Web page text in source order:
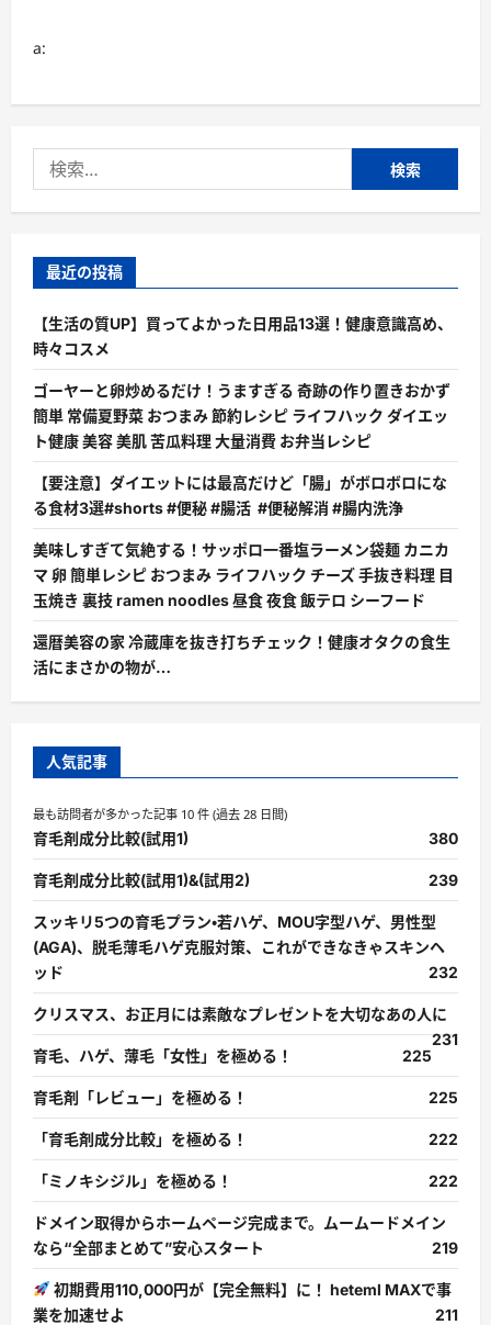
読
a:
索:
最近の投稿
【生活の質UP】買ってよかった日用品13選！健康意識高め、
時々コスメ
ゴーヤーと卵炒めるだけ！うますぎる 奇跡の作り置きおかず
簡単 常備夏野菜 おつまみ 節約レシピ ライフハック ダイエッ
ト健康 美容 美肌 苦瓜料理 大量消費 お弁当レシピ
【要注意】ダイエットには最高だけど「腸」がボロボロにな
る食材3選#shorts #便秘 #腸活 #便秘解消 #腸内洗浄
美味しすぎて気絶する！サッポロ一番塩ラーメン袋麺 カニカ
マ 卵 簡単レシピ おつまみ ライフハック チーズ 手抜き料理 目
玉焼き 裏技 ramen noodles 昼食 夜食 飯テロ シーフード
還暦美容の家 冷蔵庫を抜き打ちチェック！健康オタクの食生
活にまさかの物が…
人気記事
最も訪問者が多かった記事 10 件 (過去 28 日間)
育毛剤成分比較(試用1) 380
育毛剤成分比較(試用1)&(試用2) 239
スッキリ5つの育毛プラン・若ハゲ、MOU字型ハゲ、男性型
(AGA)、脱毛薄毛ハゲ克服対策、これができなきゃスキンヘ
ッド
232
クリスマス、お正月には素敵なプレゼントを大切なあの人に
231
育毛、ハゲ、薄毛「女性」を極める！
225
育毛剤「レビュー」を極める！ 225
「育毛剤成分比較」を極める！ 222
「ミノキシジル」を極める！ 222
ドメイン取得からホームページ完成まで。ムームードメイン
なら“全部まとめて”安心スタート
219
初期費用110,000円が【完全無料】に！ heteml MAXで事
業を加速せよ
211